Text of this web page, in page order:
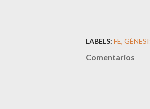
LABELS: FE
Comentarios